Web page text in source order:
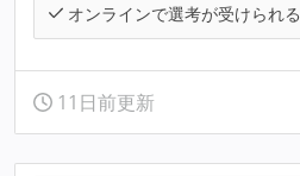
オンラインで選考が受けられる
11日前更新